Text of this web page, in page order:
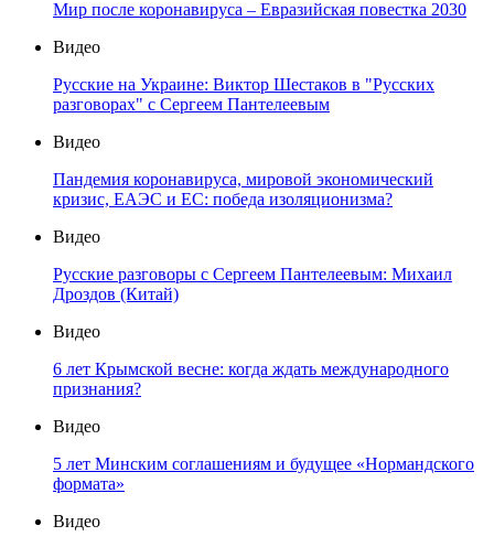
Мир после коронавируса – Евразийская повестка 2030
Видео
Русские на Украине: Виктор Шестаков в "Русских
разговорах" с Сергеем Пантелеевым
Видео
Пандемия коронавируса, мировой экономический
кризис, ЕАЭС и ЕС: победа изоляционизма?
Видео
Русские разговоры с Сергеем Пантелеевым: Михаил
Дроздов (Китай)
Видео
6 лет Крымской весне: когда ждать международного
признания?
Видео
5 лет Минским соглашениям и будущее «Нормандского
формата»
Видео